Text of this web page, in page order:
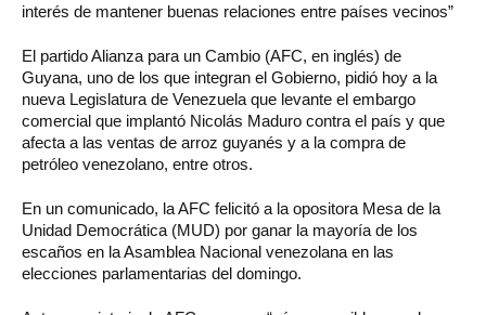
interés de mantener buenas relaciones entre países vecinos”
El partido Alianza para un Cambio (AFC, en inglés) de
Guyana, uno de los que integran el Gobierno, pidió hoy a la
nueva Legislatura de Venezuela que levante el embargo
comercial que implantó Nicolás Maduro contra el país y que
afecta a las ventas de arroz guyanés y a la compra de
petróleo venezolano, entre otros.
En un comunicado, la AFC felicitó a la opositora Mesa de la
Unidad Democrática (MUD) por ganar la mayoría de los
escaños en la Asamblea Nacional venezolana en las
elecciones parlamentarias del domingo.